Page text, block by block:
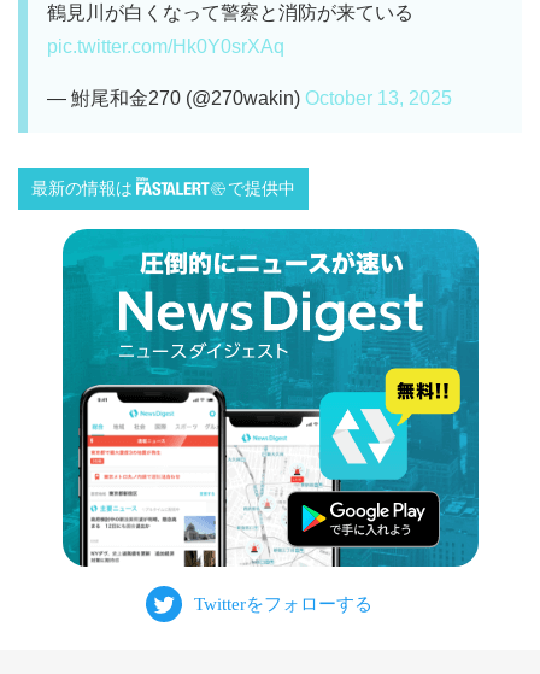
鶴見川が白くなって警察と消防が来ている
pic.twitter.com/Hk0Y0srXAq
— 鮒尾和金270 (@270wakin) October 13, 2025
最新の情報は で提供中